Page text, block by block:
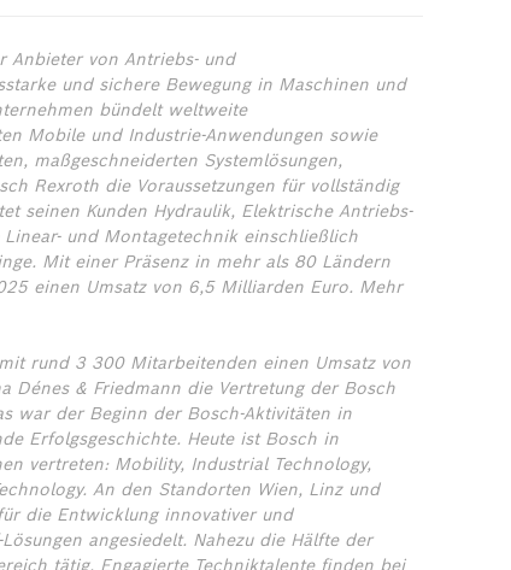
Anbieter von Antriebs- und
und sichere Bewegung in Maschinen und
bündelt weltweite
Mobile und Industrie-Anwendungen sowie
maßgeschneiderten Systemlösungen,
Rexroth die Voraussetzungen für vollständig
seinen Kunden Hydraulik, Elektrische Antriebs-
und Montagetechnik einschließlich
Mit einer Präsenz in mehr als 80 Ländern
einen Umsatz von 6,5 Milliarden Euro. Mehr
rund 3 300 Mitarbeitenden einen Umsatz von
Dénes & Friedmann die Vertretung der Bosch
war der Beginn der Bosch-Aktivitäten in
Erfolgsgeschichte. Heute ist Bosch in
vertreten: Mobility, Industrial Technology,
An den Standorten Wien, Linz und
die Entwicklung innovativer und
angesiedelt. Nahezu die Hälfte der
tätig. Engagierte Techniktalente finden bei